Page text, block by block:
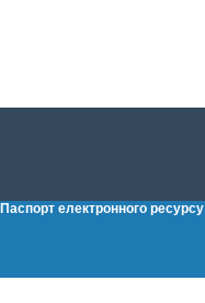
Паспорт електронного ресурсу